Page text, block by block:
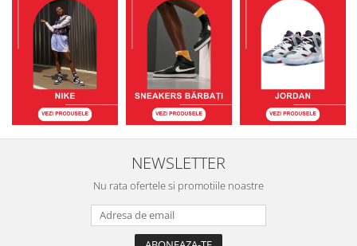
NEWSLETTER
Nu rata ofertele si promotiile noastre